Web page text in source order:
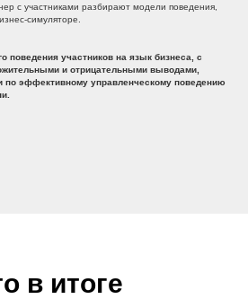
с участниками разбирают модели поведения,
симуляторе.
поведения участников на язык бизнеса, с
и отрицательными выводами,
по эффективному управленческому поведению
в итоге